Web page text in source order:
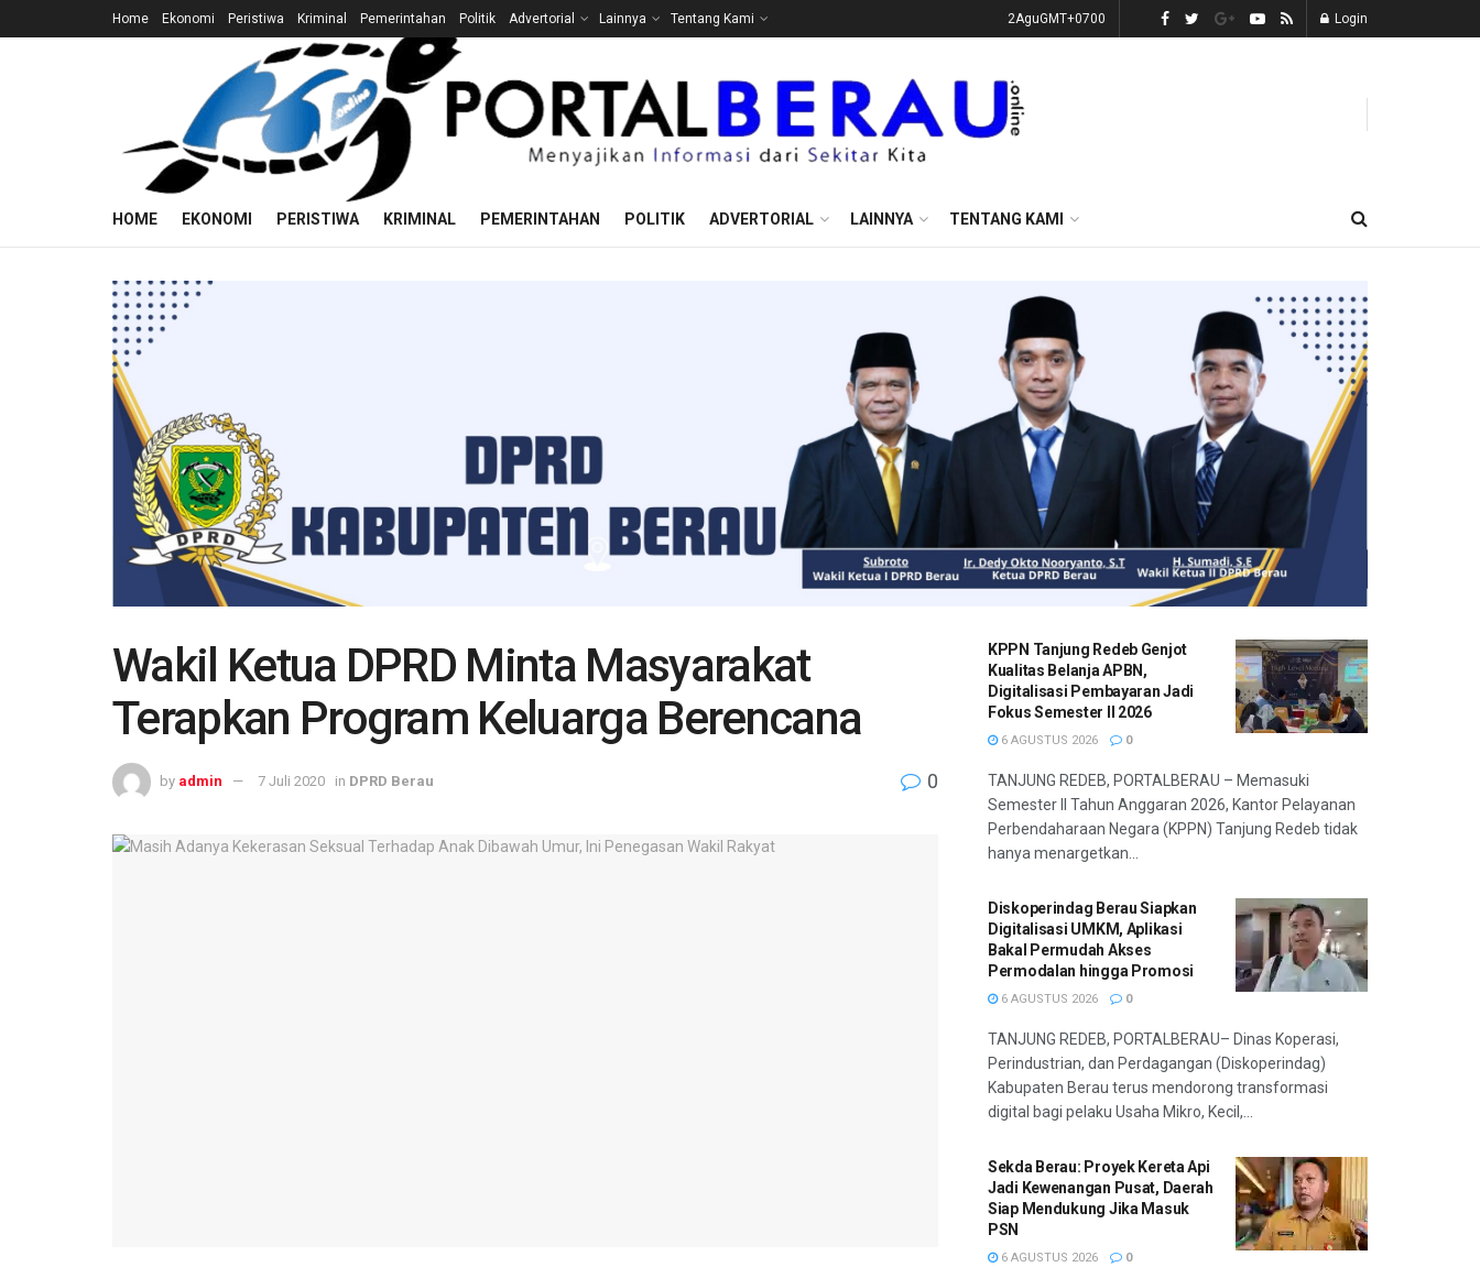
Home Ekonomi Peristiwa Kriminal Pemerintahan Politik Advertorial Lainnya Tentang Kami 2AguGMT+0700 Login
HOME EKONOMI PERISTIWA KRIMINAL PEMERINTAHAN POLITIK ADVERTORIAL LAINNYA TENTANG KAMI
Wakil Ketua DPRD Minta Masyarakat
Terapkan Program Keluarga Berencana
by admin 7 Juli 2020 in DPRD Berau 0
KPPN Tanjung Redeb Genjot
Kualitas Belanja APBN,
Digitalisasi Pembayaran Jadi
Fokus Semester II 2026
6 AGUSTUS 2026 0
TANJUNG REDEB, PORTALBERAU – Memasuki
Semester II Tahun Anggaran 2026, Kantor Pelayanan
Perbendaharaan Negara (KPPN) Tanjung Redeb tidak
hanya menargetkan...
Diskoperindag Berau Siapkan
Digitalisasi UMKM, Aplikasi
Bakal Permudah Akses
Permodalan hingga Promosi
6 AGUSTUS 2026 0
TANJUNG REDEB, PORTALBERAU– Dinas Koperasi,
Perindustrian, dan Perdagangan (Diskoperindag)
Kabupaten Berau terus mendorong transformasi
digital bagi pelaku Usaha Mikro, Kecil,...
Sekda Berau: Proyek Kereta Api
Jadi Kewenangan Pusat, Daerah
Siap Mendukung Jika Masuk
PSN
6 AGUSTUS 2026 0